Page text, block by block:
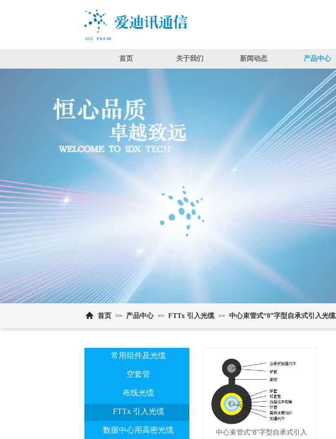
首页 关于我们 新闻动态 产品中心
首页 >> 产品中心 >> FTTx 引入光缆 >> 中心束管式“8”字型自承式引入光缆
常用组件及光缆
空套管
布线光缆
FTTx 引入光缆
数据中心用高密光缆
中心束管式“8”字型自承式引入